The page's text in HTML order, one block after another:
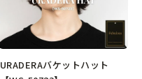
URADERAバケットハット